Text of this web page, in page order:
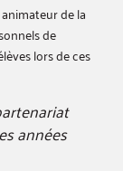
de la
de
lors de ces
années